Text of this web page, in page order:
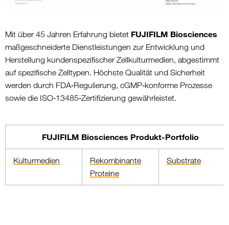
Mit über 45 Jahren Erfahrung bietet FUJIFILM Biosciences
maßgeschneiderte Dienstleistungen zur Entwicklung und
Herstellung kundenspezifischer Zellkulturmedien, abgestimmt
auf spezifische Zelltypen. Höchste Qualität und Sicherheit
werden durch FDA‑Regulierung, cGMP‑konforme Prozesse
sowie die ISO‑13485‑Zertifizierung gewährleistet.
FUJIFILM Biosciences Produkt-Portfolio
Kulturmedien
Rekombinante
Proteine
Substrate